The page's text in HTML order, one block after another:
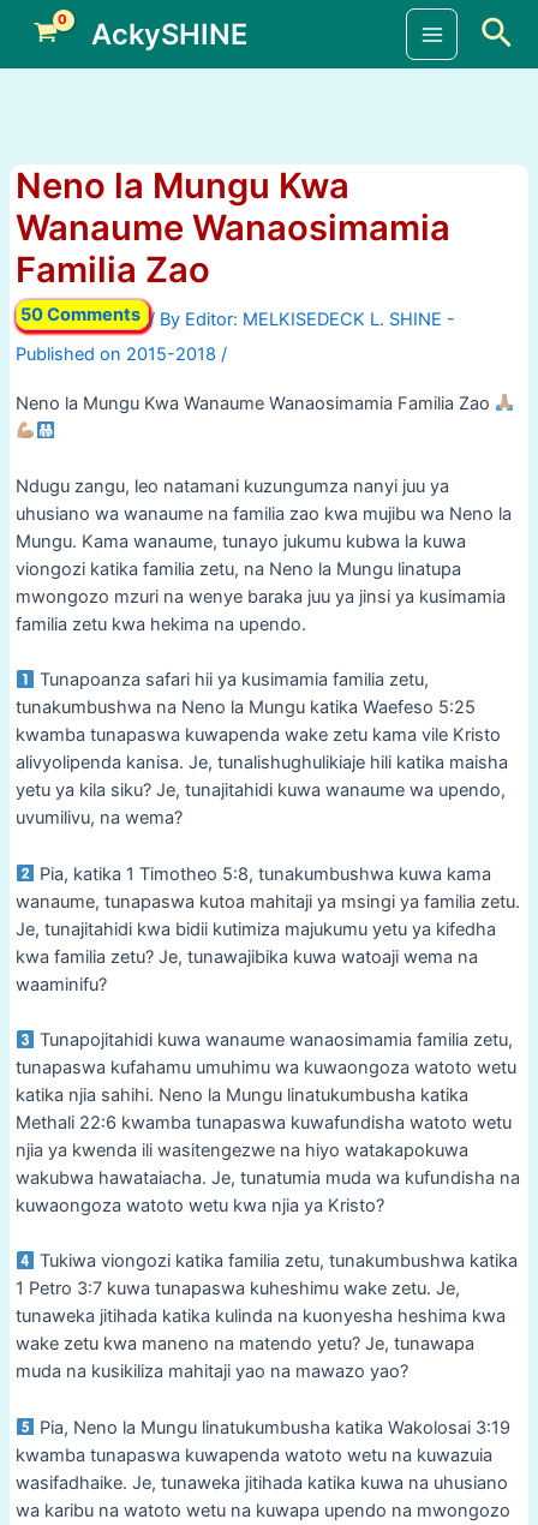
content
AckySHINE
Main
Neno la Mungu Kwa
Wanaume Wanaosimamia
Familia Zao
50 Comments / By
/
Neno la Mungu Kwa Wanaume Wanaosimamia Familia Zao
Ndugu zangu, leo natamani kuzungumza nanyi juu ya
uhusiano wa wanaume na familia zao kwa mujibu wa Neno la
Mungu. Kama wanaume, tunayo jukumu kubwa la kuwa
viongozi katika familia zetu, na Neno la Mungu linatupa
mwongozo mzuri na wenye baraka juu ya jinsi ya kusimamia
familia zetu kwa hekima na upendo.
Tunapoanza safari hii ya kusimamia familia zetu,
tunakumbushwa na Neno la Mungu katika Waefeso 5:25
kwamba tunapaswa kuwapenda wake zetu kama vile Kristo
alivyolipenda kanisa. Je, tunalishughulikiaje hili katika maisha
yetu ya kila siku? Je, tunajitahidi kuwa wanaume wa upendo,
uvumilivu, na wema?
Pia, katika 1 Timotheo 5:8, tunakumbushwa kuwa kama
wanaume, tunapaswa kutoa mahitaji ya msingi ya familia zetu.
Je, tunajitahidi kwa bidii kutimiza majukumu yetu ya kifedha
kwa familia zetu? Je, tunawajibika kuwa watoaji wema na
waaminifu?
Tunapojitahidi kuwa wanaume wanaosimamia familia zetu,
tunapaswa kufahamu umuhimu wa kuwaongoza watoto wetu
katika njia sahihi. Neno la Mungu linatukumbusha katika
Methali 22:6 kwamba tunapaswa kuwafundisha watoto wetu
njia ya kwenda ili wasitengezwe na hiyo watakapokuwa
wakubwa hawataiacha. Je, tunatumia muda wa kufundisha na
kuwaongoza watoto wetu kwa njia ya Kristo?
Tukiwa viongozi katika familia zetu, tunakumbushwa katika
1 Petro 3:7 kuwa tunapaswa kuheshimu wake zetu. Je,
tunaweka jitihada katika kulinda na kuonyesha heshima kwa
wake zetu kwa maneno na matendo yetu? Je, tunawapa
muda na kusikiliza mahitaji yao na mawazo yao?
Pia, Neno la Mungu linatukumbusha katika Wakolosai 3:19
kwamba tunapaswa kuwapenda watoto wetu na kuwazuia
wasifadhaike. Je, tunaweka jitihada katika kuwa na uhusiano
wa karibu na watoto wetu na kuwapa upendo na mwongozo